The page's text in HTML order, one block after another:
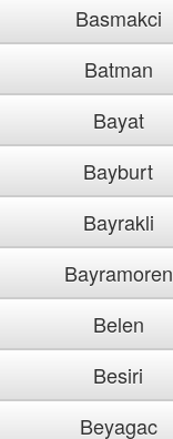
Basmakci
Batman
Bayat
Bayburt
Bayrakli
Bayramoren
Belen
Besiri
Beyagac